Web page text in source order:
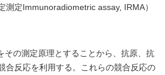
測定Immunoradiometric assay, IRMA）
その測定原理とすることから、抗原、抗
合反応を利用する。これらの競合反応の